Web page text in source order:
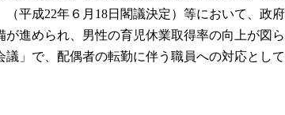
成22年６月18日閣議決定）等において、政
進められ、男性の育児休業取得率の向上が図
で、配偶者の転勤に伴う職員への対応とし